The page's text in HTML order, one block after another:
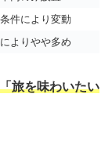
件により変動
よりやや多め
旅を味わいたい